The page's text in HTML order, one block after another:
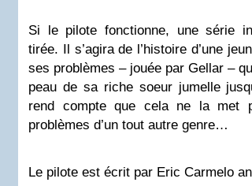
Si le pilote fonctionne, une série
tirée. Il s’agira de l’histoire d’une
ses problèmes – jouée par Gellar –
peau de sa riche soeur jumelle
rend compte que cela ne la met
problèmes d’un tout autre genre…
Le pilote est écrit par Eric Carmelo